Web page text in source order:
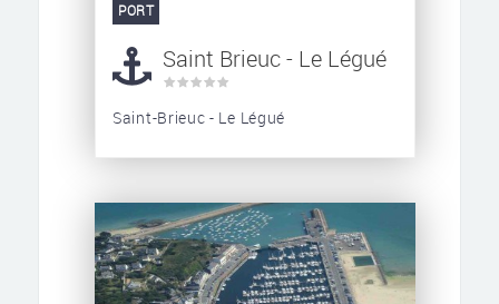
PORT
Saint Brieuc - Le Légué
Saint-Brieuc - Le Légué